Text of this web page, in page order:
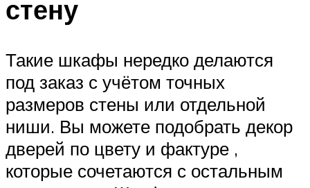
стену
Такие шкафы нередко делаются
под заказ с учётом точных
размеров стены или отдельной
ниши. Вы можете подобрать декор
дверей по цвету и фактуре ,
которые сочетаются с остальным